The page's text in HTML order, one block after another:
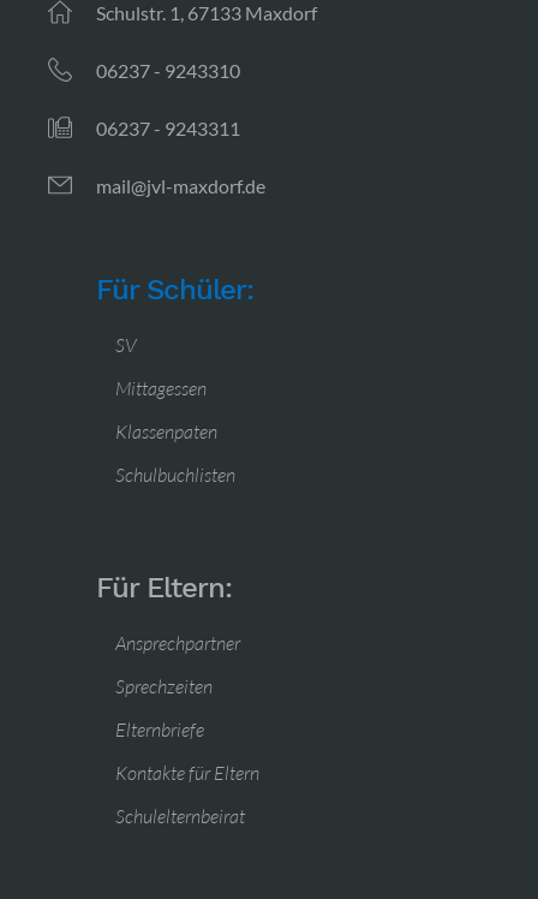
Schulstr. 1, 67133 Maxdorf
06237 - 9243310
06237 - 9243311
mail@jvl-maxdorf.de
Für Schüler:
SV
Mittagessen
Klassenpaten
Schulbuchlisten
Für Eltern:
Ansprechpartner
Sprechzeiten
Elternbriefe
Kontakte für Eltern
Schulelternbeirat